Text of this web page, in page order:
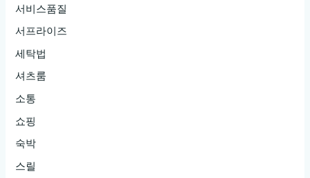
서비스품질
서프라이즈
세탁법
셔츠룸
소통
쇼핑
숙박
스릴